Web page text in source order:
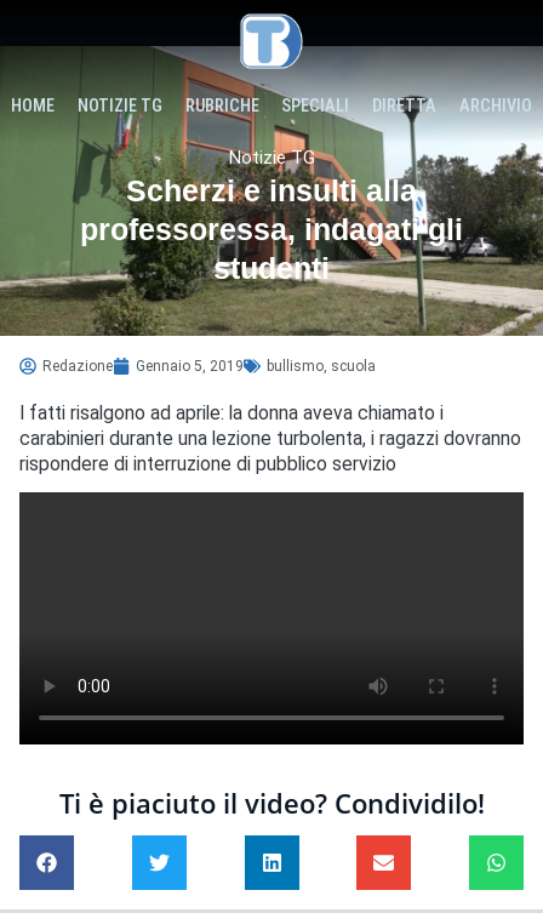
HOME NOTIZIE TG RUBRICHE SPECIALI DIRETTA ARCHIVIO
Notizie TG
Scherzi e insulti alla
professoressa, indagati gli
studenti
Redazione Gennaio 5, 2019 bullismo scuola
I fatti risalgono ad aprile: la donna aveva chiamato i
carabinieri durante una lezione turbolenta, i ragazzi dovranno
rispondere di interruzione di pubblico servizio
Ti è piaciuto il video? Condividilo!